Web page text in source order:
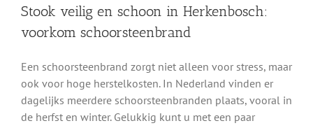
Stook veilig en schoon in Herkenbosch:
voorkom schoorsteenbrand
Een schoorsteenbrand zorgt niet alleen voor stress, maar
ook voor hoge herstelkosten. In Nederland vinden er
dagelijks meerdere schoorsteenbranden plaats, vooral in
de herfst en winter. Gelukkig kunt u met een paar